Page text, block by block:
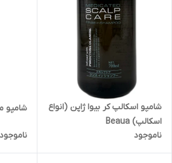
شامپو اسکالپ کر بیوا ژاپن (انواع
اسکالپ) Beaua
ناموجود
شامپو
ناموجود